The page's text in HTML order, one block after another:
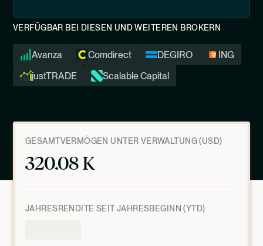
VERFÜGBAR BEI DIESEN UND WEITEREN BROKERN
Avanza Comdirect DEGIRO
ING
justTRADE
Scalable Capital
GESAMTVERMÖGEN UNTER VERWALTUNG (USD)
320.08 K
JAHRESRENDITE SEIT JAHRESBEGINN (YTD)